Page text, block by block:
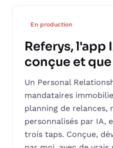
En production
Referys, l'app
conçue et
Un Personal
mandataires
planning de relances,
personnalisés par IA,
trois taps. Conçue,